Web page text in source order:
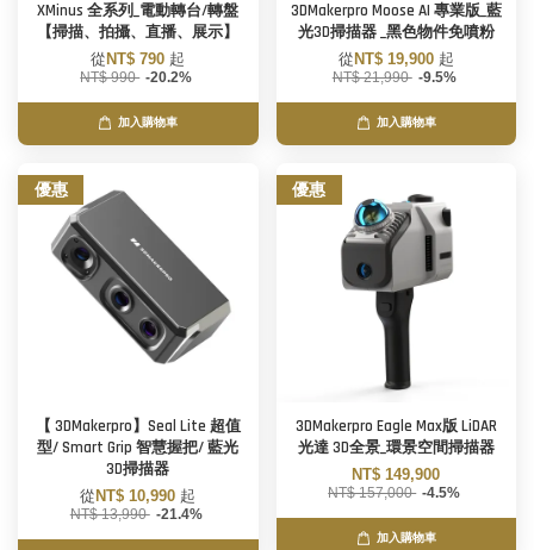
XMinus 全系列_電動轉台/轉盤
【掃描、拍攝、直播、展示】
從 NT$ 790 起
NT$ 990 -20.2%
加入購物車
3DMakerpro Moose AI 專業版_藍
光3D掃描器 _黑色物件免噴粉
從 NT$ 19,900 起
NT$ 21,990 -9.5%
加入購物車
優惠
【 3DMakerpro】Seal Lite 超值
型/ Smart Grip 智慧握把/ 藍光
3D掃描器
從 NT$ 10,990 起
NT$ 13,990 -21.4%
優惠
3DMakerpro Eagle Max版 LiDAR
光達 3D全景_環景空間掃描器
NT$ 149,900
NT$ 157,000 -4.5%
加入購物車